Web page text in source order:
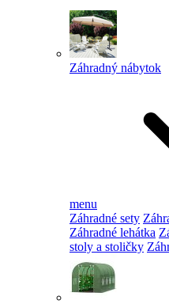
Záhradný nábytok
menu
Záhradné sety
Záhradné lehátka
stoly a stoličky